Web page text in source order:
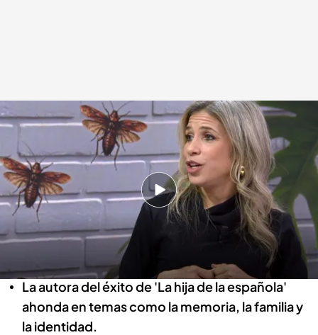
Una imagen de Karina Sainz Borgo en su entrevista con Manso.
Realización: Gabriel Pérez Iglesias
Miguel Manso
23 FEB 2026 - 14:41h.
La escritora y periodista publica ‘Nazarena’, la
historia de una familia desgarrada a finales del
La autora del éxito de 'La hija de la española'
ahonda en temas como la memoria, la familia y
la identidad.